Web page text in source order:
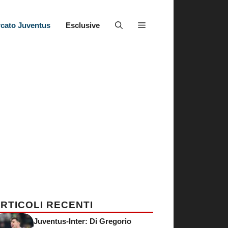
Juventus Esclusive
RECENTI
Juventus-Inter: Di Gregorio